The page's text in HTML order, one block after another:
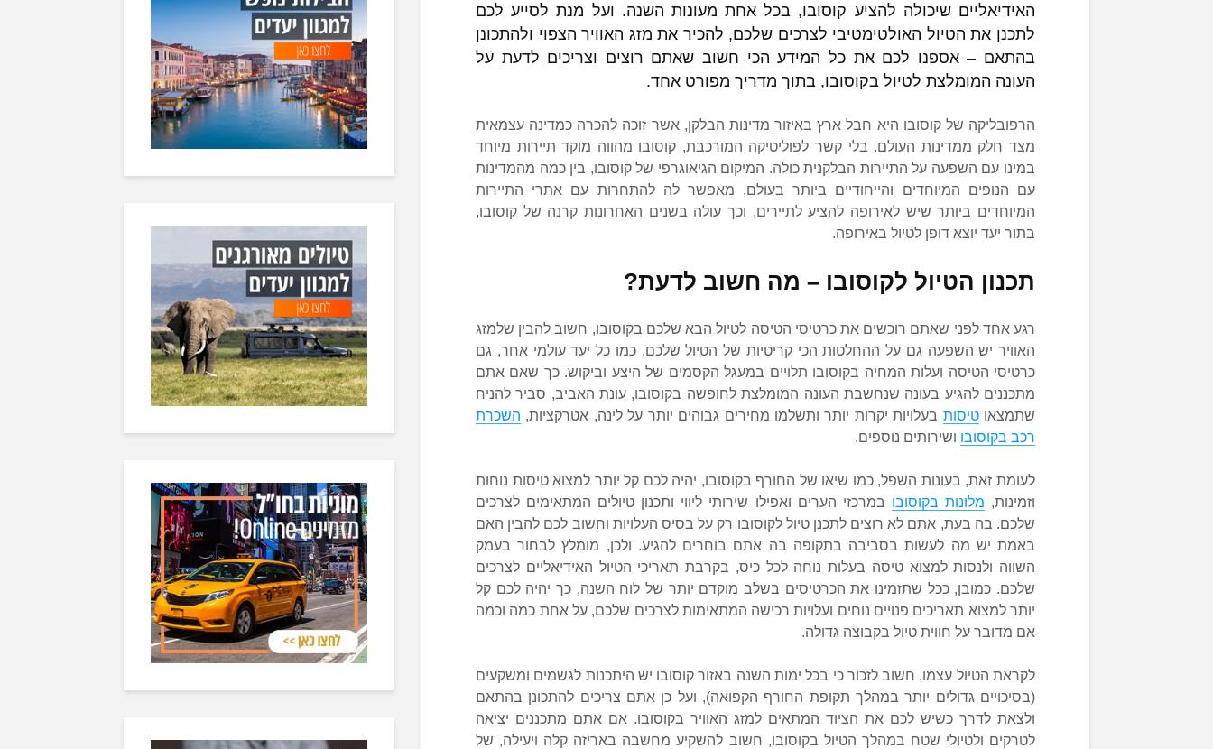
האידיאליים שיכולה להציע קוסובו, בכל אחת מעונות השנה. ועל מנת לסייע לכם
לתכנן את הטיול האולטימטיבי לצרכים שלכם, להכיר את מזג האוויר הצפוי ולהתכונן
בהתאם – אספנו לכם את כל המידע הכי חשוב שאתם רוצים וצריכים לדעת על
העונה המומלצת לטיול בקוסובו, בתוך מדריך מפורט אחד.
הרפובליקה של קוסובו היא חבל ארץ באיזור מדינות הבלקן, אשר זוכה להכרה כמדינה עצמאית
מצד חלק ממדינות העולם. בלי קשר לפוליטיקה המורכבת, קוסובו מהווה מוקד תיירות מיוחד
במינו עם השפעה על התיירות הבלקנית כולה. המיקום הגיאוגרפי של קוסובו, בין כמה מהמדינות
עם הנופים המיוחדים והייחודיים ביותר בעולם, מאפשר לה להתחרות עם אתרי התיירות
המיוחדים ביותר שיש לאירופה להציע לתיירים, וכך עולה בשנים האחרונות קרנה של קוסובו,
בתור יעד יוצא דופן לטיול באירופה.
תכנון הטיול לקוסובו – מה חשוב לדעת?
רגע אחד לפני שאתם רוכשים את כרטיסי הטיסה לטיול הבא שלכם בקוסובו, חשוב להבין שלמזג
האוויר יש השפעה גם על ההחלטות הכי קריטיות של הטיול שלכם. כמו כל יעד עולמי אחר, גם
כרטיסי הטיסה ועלות המחיה בקוסובו תלויים במעגל הקסמים של היצע וביקוש. כך שאם אתם
מתכננים להגיע בעונה שנחשבת העונה המומלצת לחופשה בקוסובו, עונת האביב, סביר להניח
שתמצאוטיסות בעלויות יקרות יותר ותשלמו מחירים גבוהים יותר על לינה, אטרקציות, השכרת
רכב בקוסובו ושירותים נוספים.
לעומת זאת, בעונות השפל, כמו שיאו של החורף בקוסובו, יהיה לכם קל יותר למצוא טיסות נוחות
וזמינות, מלונות בקוסובו במרכזי הערים ואפילו שירותי ליווי ותכנון טיולים המתאימים לצרכים
שלכם. בה בעת, אתם לא רוצים לתכנן טיול לקוסובו רק על בסיס העלויות וחשוב לכם להבין האם
באמת יש מה לעשות בסביבה בתקופה בה אתם בוחרים להגיע. ולכן, מומלץ לבחור בעמק
השווה ולנסות למצוא טיסה בעלות נוחה לכל כיס, בקרבת תאריכי הטיול האידיאליים לצרכים
שלכם. כמובן, ככל שתזמינו את הכרטיסים בשלב מוקדם יותר של לוח השנה, כך יהיה לכם קל
יותר למצוא תאריכים פנויים נוחים ועלויות רכישה המתאימות לצרכים שלכם, על אחת כמה וכמה
אם מדובר על חווית טיול בקבוצה גדולה.
לקראת הטיול עצמו, חשוב לזכור כי בכל ימות השנה באזור קוסובו יש היתכנות לגשמים ומשקעים
(בסיכויים גדולים יותר במהלך תקופת החורף הקפואה), ועל כן אתם צריכים להתכונן בהתאם
ולצאת לדרך כשיש לכם את הציוד המתאים למזג האוויר בקוסובו. אם אתם מתכננים יציאה
לטרקים ולטיולי שטח במהלך הטיול בקוסובו, חשוב להשקיע מחשבה באריזה קלה ויעילה, של